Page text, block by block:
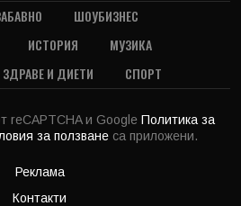
ШОУБИЗНЕС
ИСТОРИЯ
МУЗИКА
ЗДРАВЕ И ДИЕТИ СПОРТ
reCAPTCHA и Google Политика за
за ползване са приложени.
Реклама
Контакти